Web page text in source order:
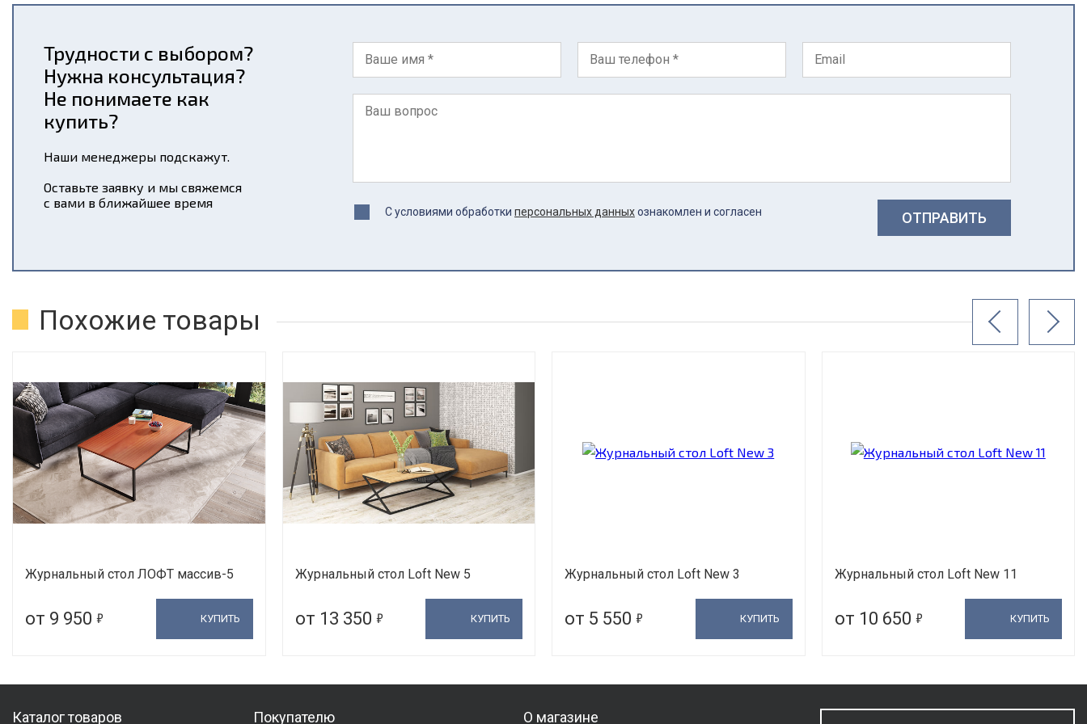
Трудности с выбором?
Нужна консультация?
Не понимаете как
купить?
Наши менеджеры подскажут.
Оставьте заявку и мы свяжемся
с вами в ближайшее время
С условиями обработки персональных данныхознакомлен и согласен ОТПРАВИТЬ
Похожие товары
Журнальный стол ЛОФТ массив-5
от 9 950 5 КУПИТЬ
Журнальный стол Loft New 5
от 13 350 5 КУПИТЬ
Журнальный стол Loft New 3
от 5 550 5 КУПИТЬ
Журнальный стол Loft New 11
от 10 650 5 КУПИТЬ
Каталог товаров Покупателю О магазине